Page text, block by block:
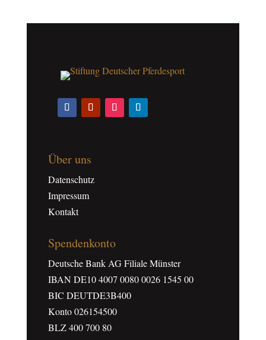
Über uns
Datenschutz
Impressum
Kontakt
Spendenkonto
Deutsche Bank AG Filiale Münster
IBAN DE10 4007 0080 0026 1545 00
BIC DEUTDE3B400
Konto 026154500
BLZ 400 700 80